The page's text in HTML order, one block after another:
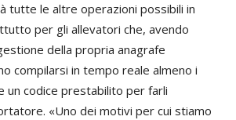
tutte le altre operazioni possibili in
per gli allevatori che, avendo
della propria anagrafe
compilarsi in tempo reale almeno i
un codice prestabilito per farli
«Uno dei motivi per cui stiamo